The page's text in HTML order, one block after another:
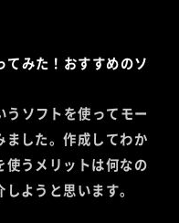
ソフトを使ってモー
ました。作成してわか
使うメリットは何なの
ようと思います。